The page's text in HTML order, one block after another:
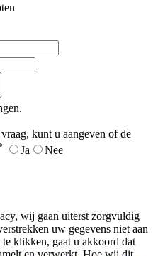
kunt u aangeven of de
Ja Nee
wij gaan uiterst zorgvuldig
uw gegevens niet aan
klikken, gaat u akkoord dat